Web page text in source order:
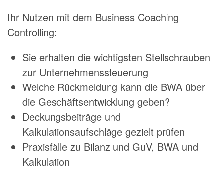
Ihr Nutzen mit dem Business Coaching
Controlling:
Sie erhalten die wichtigsten Stellschrauben
zur Unternehmenssteuerung
Welche Rückmeldung kann die BWA über
die Geschäftsentwicklung geben?
Deckungsbeiträge und
Kalkulationsaufschläge gezielt prüfen
Praxisfälle zu Bilanz und GuV, BWA und
Kalkulation